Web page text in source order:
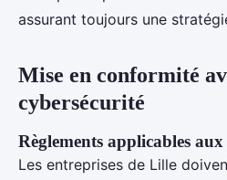
assurant toujours une
Mise en conformité
cybersécurité
Règlements applicables
Les entreprises de Lille